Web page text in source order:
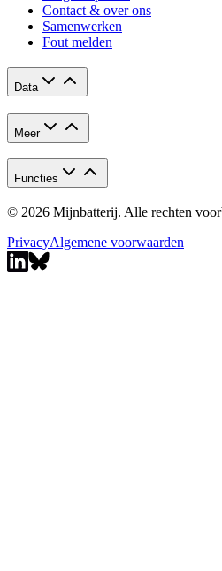
Contact & over ons
Samenwerken
Fout melden
Data
Meer
Functies
© 2026 Mijnbatterij. Alle rechten
PrivacyAlgemene voorwaarden